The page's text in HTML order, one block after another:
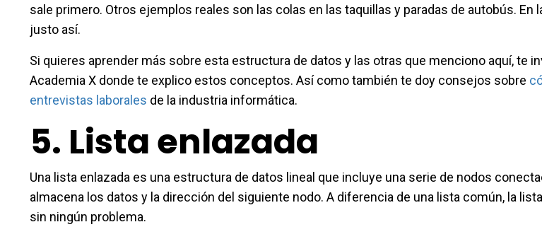
sale primero. Otros ejemplos reales son las colas en las taquillas y paradas de autobús. En
justo así.
Si quieres aprender más sobre esta estructura de datos y las otras que menciono aquí, te
Academia X donde te explico estos conceptos. Así como también te doy consejos sobre
entrevistas laborales de la industria informática.
5. Lista enlazada
Una lista enlazada es una estructura de datos lineal que incluye una serie de nodos
almacena los datos y la dirección del siguiente nodo. A diferencia de una lista común, la
sin ningún problema.